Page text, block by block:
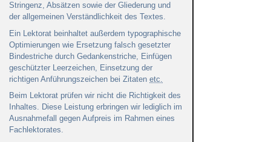
Stringenz, Absätzen sowie der Gliederung und
der allgemeinen Verständlichkeit des Textes.
Ein Lektorat beinhaltet außerdem typographische
Optimierungen wie Ersetzung falsch gesetzter
Bindestriche durch Gedankenstriche, Einfügen
geschützter Leerzeichen, Einsetzung der
richtigen Anführungszeichen bei Zitaten etc.
Beim Lektorat prüfen wir nicht die Richtigkeit des
Inhaltes. Diese Leistung erbringen wir lediglich im
Ausnahmefall gegen Aufpreis im Rahmen eines
Fachlektorates.